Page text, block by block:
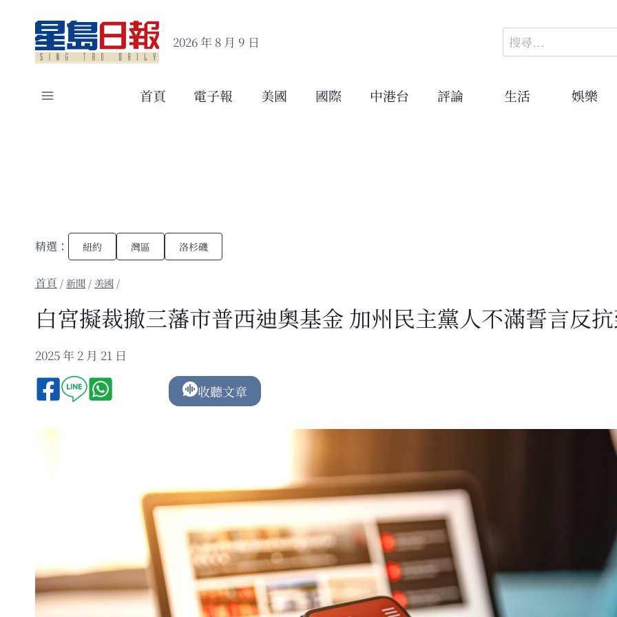
content
2026 年 8 月 9 日
搜
尋
鍵
首頁 電子報 美國 國際 中港台 評論 生活 娛樂
精選： 紐約 灣區 洛杉磯
/新聞 / 美國 /
白宮擬裁撤三藩市普西迪奧基金 加州民主黨人不滿誓言反
2025 年 2 月 21 日
收聽文章